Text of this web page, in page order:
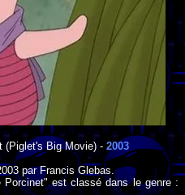
(Piglet's Big Movie) - 2003
parFrancis Glebas
est classé dans le genre :